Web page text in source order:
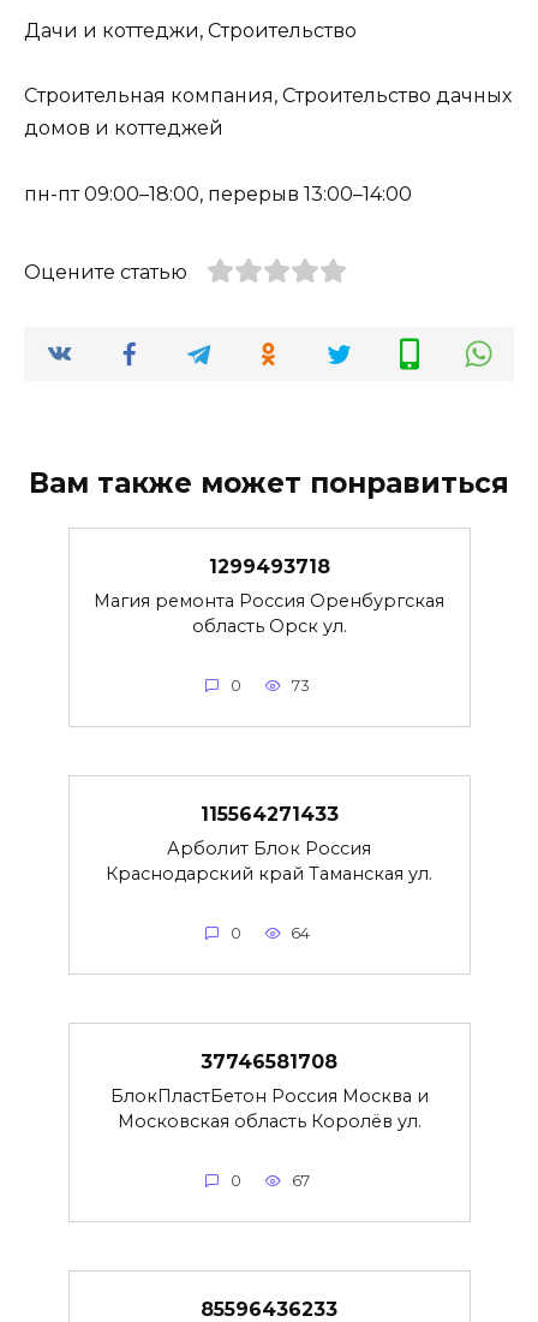
Дачи и коттеджи, Строительство
Строительная компания, Строительство дачных
домов и коттеджей
пн-пт 09:00–18:00, перерыв 13:00–14:00
Оцените статью
Вам также может понравиться
1299493718
Магия ремонта Россия Оренбургская
область Орск ул.
0 73
115564271433
Арболит Блок Россия
Краснодарский край Таманская ул.
0 64
37746581708
БлокПластБетон Россия Москва и
Московская область Королёв ул.
0 67
85596436233